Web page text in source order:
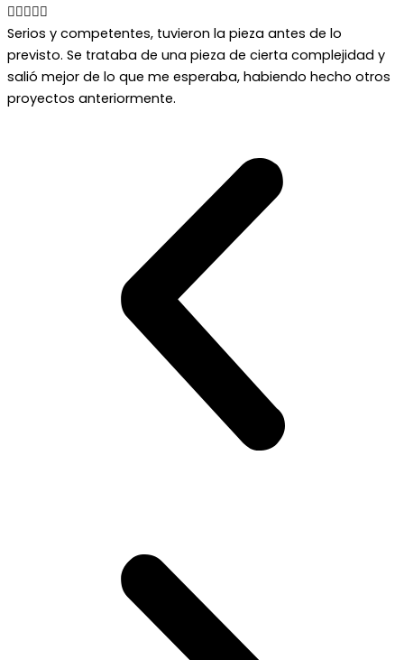

Serios y competentes, tuvieron la pieza antes de lo
previsto. Se trataba de una pieza de cierta complejidad y
salió mejor de lo que me esperaba, habiendo hecho otros
proyectos anteriormente.